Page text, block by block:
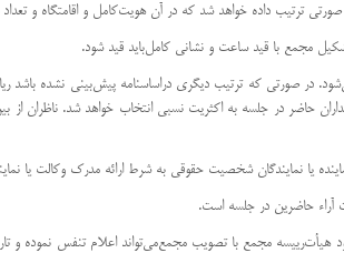
ترتیب داده خواهد شد كه در آن هویت‌كامل و اقامتگاه و
در صورتی كه ترتیب دیگری در‌اساسنامه پیش‌بینی نشده
حاضر در جلسه به اكثریت نسبی انتخاب خواهد شد.
هیأت‌رییسه مجمع با تصویب مجمع‌می‌تواند اعلام تنفس نموده و